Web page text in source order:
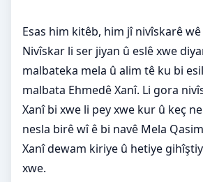
Esas him kitêb, him jî nivîskarê
Nivîskar li ser jiyan û eslê xwe
malbateka mela û alim tê ku bi
malbata Ehmedê Xanî. Li gora
Xanî bi xwe li pey xwe kur û keç
nesla birê wî ê bi navê Mela
Xanî dewam kiriye û hetiye
xwe.